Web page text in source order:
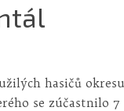
hasičů okresu
se zúčastnilo 7